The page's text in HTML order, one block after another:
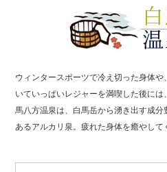
ウィンタースポーツで冷え切った身体
いていっぱいレジャーを満喫した後には
馬八方温泉は、白馬岳から湧き出す成
あるアルカリ泉。疲れた身体を癒やして